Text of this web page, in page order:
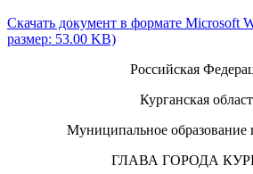
Скачать документ в формате Microsoft
размер: 53.00 KB)
Российская
Курганская
Муниципальное образование
ГЛАВА ГОРОДА